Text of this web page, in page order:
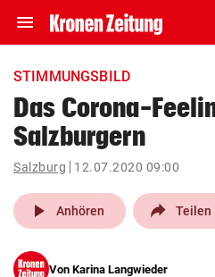
menu Navigation
ein-/ausklappen
account_circle Anmelden
pin_drop
Wien
STIMMUNGSBILD
Das Corona-
Salzburgern
Salzburg 12.07.2020 09:00
play_arrow Anhören Teilen
Von Karina Langwieder